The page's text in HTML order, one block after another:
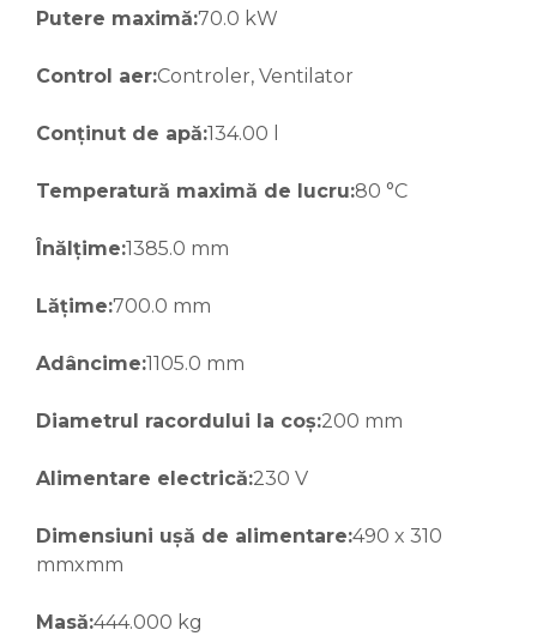
Putere maximă:70.0 kW
Control aer:Controler, Ventilator
Conținut de apă:134.00 l
Temperatură maximă de lucru:80 °C
Înălțime:1385.0 mm
Lățime:700.0 mm
Adâncime:1105.0 mm
Diametrul racordului la coș:200 mm
Alimentare electrică:230 V
Dimensiuni ușă de alimentare:490 x 310
mmxmm
Masă:444.000 kg